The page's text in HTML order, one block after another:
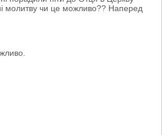
молитву чи це можливо?? Наперед